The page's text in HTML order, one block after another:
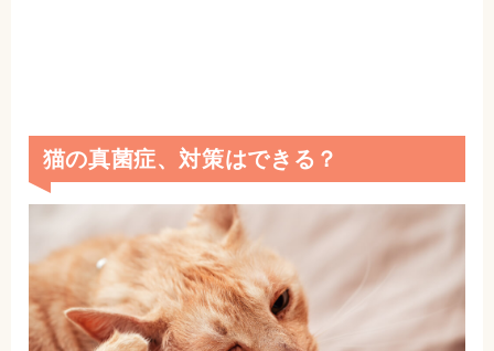
猫の真菌症、対策はできる？